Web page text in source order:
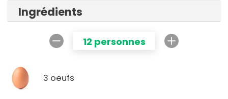
Ingrédients
12 personnes
3 oeufs